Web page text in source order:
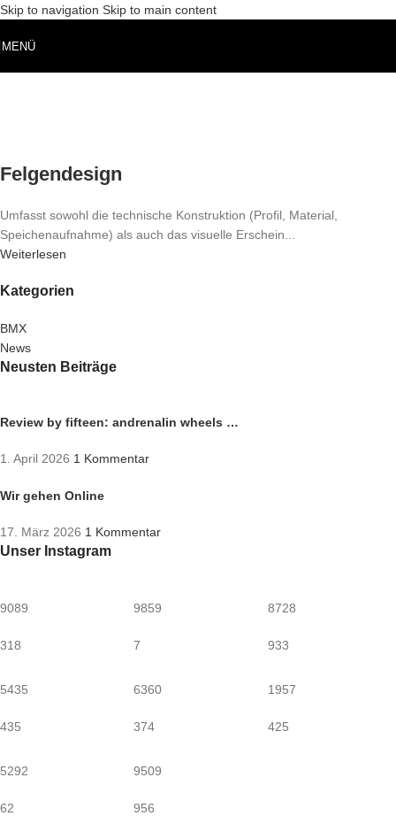
Skip to navigation Skip to main content
MENÜ
Felgendesign
Umfasst sowohl die technische Konstruktion (Profil, Material,
Speichenaufnahme) als auch das visuelle Erschein...
Weiterlesen
Kategorien
BMX
News
Neusten Beiträge
Review by fifteen: andrenalin wheels …
1. April 2026 1 Kommentar
Wir gehen Online
17. März 2026 1 Kommentar
Unser Instagram
9089
318
9859
7
8728
933
5435
435
6360
374
1957
425
5292
62
9509
956